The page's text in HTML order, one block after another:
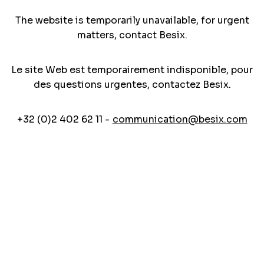
The website is temporarily unavailable, for urgent
matters, contact Besix.
Le site Web est temporairement indisponible, pour
des questions urgentes, contactez Besix.
+32 (0)2 402 62 11 - communication@besix.com